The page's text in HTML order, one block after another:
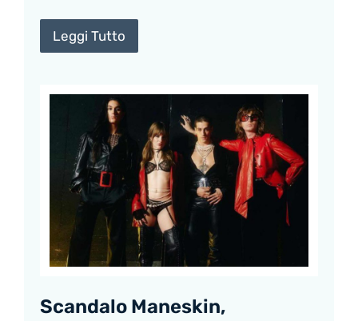
Leggi Tutto
Scandalo Maneskin,